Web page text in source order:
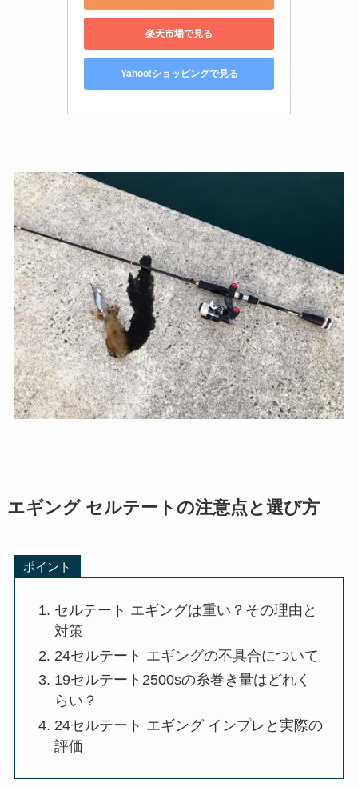
楽天市場で見る
Yahoo!ショッピングで見る
エギング セルテートの注意点と選び方
ポイント
セルテート エギングは重い？その理由と
対策
24セルテート エギングの不具合について
19セルテート2500sの糸巻き量はどれく
らい？
24セルテート エギング インプレと実際の
評価